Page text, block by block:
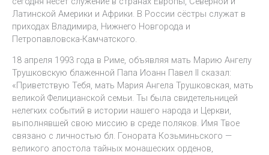
Латинской Америки и Африки. В России сёстры служат в
приходах Владимира, Нижнего Новгорода и
Петропавловска-Камчатского.
18 апреля 1993 года в Риме, объявляя мать Марию Ангелу
Трушковскую блаженной Папа Иоанн Павел II сказал:
«Приветствую Тебя, мать Мария Ангела Трушковская, мать
великой Фелицианской семьи. Ты была свидетельницей
нелегких событий в истории нашего народа и Церкви,
выполнявшей свою миссию в среде поляков. Имя Твое
связано с личностью бл. Гонората Козьминьского —
великого апостола тайных монашеских орденов,